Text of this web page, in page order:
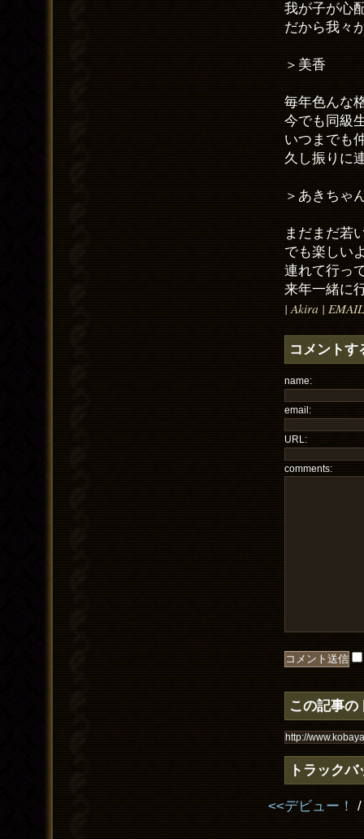
我が子が心
だから我々
＞美香
毎年色んな
今でも同級
いつまでも
久し振りに
＞あきちゃ
まだまだ若
でも楽しい
連れて行っ
来年一緒に
| Akira |
コメントす
name:
email:
URL:
comments:
この記事の
トラックバ
<<デビュー！